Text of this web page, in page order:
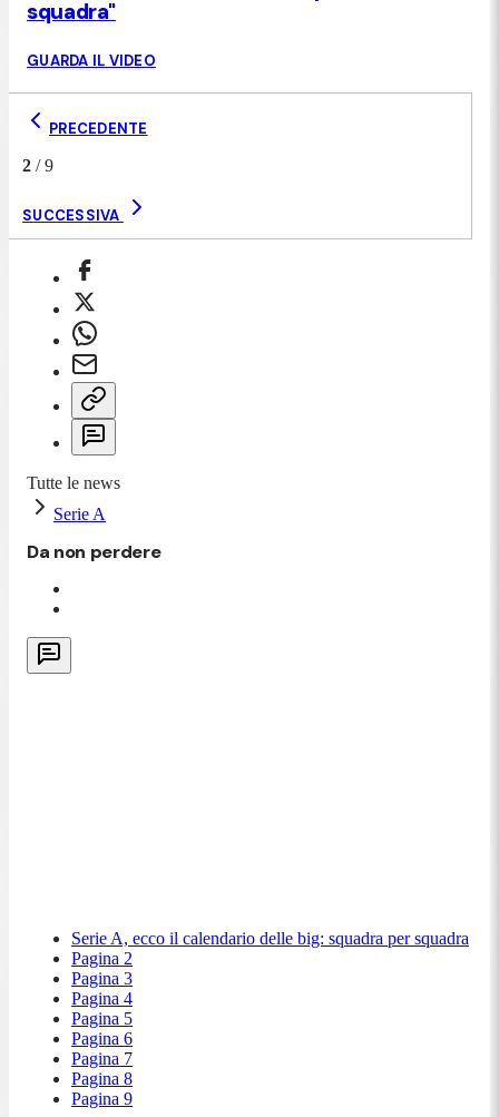
squadra"
GUARDA IL VIDEO
PRECEDENTE
2 /9
SUCCESSIVA
Tutte le news
Serie A
Da non perdere
Serie A, ecco il calendario delle big: squadra per squadra
Pagina 2
Pagina 3
Pagina 4
Pagina 5
Pagina 6
Pagina 7
Pagina 8
Pagina 9